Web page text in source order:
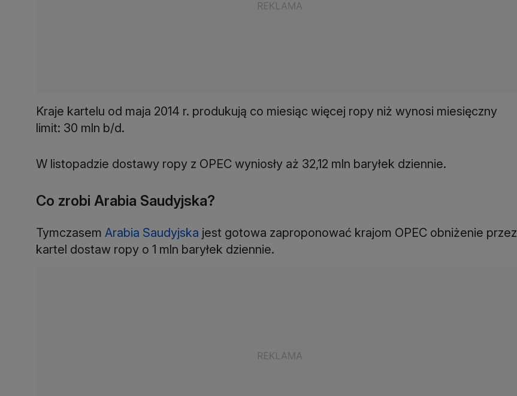
Kraje kartelu od maja 2014 r. produkują co miesiąc więcej ropy niż wynosi miesięczny
limit: 30 mln b/d.
W listopadzie dostawy ropy z OPEC wyniosły aż 32,12 mln baryłek dziennie.
Co zrobi Arabia Saudyjska?
Tymczasem Arabia Saudyjska jest gotowa zaproponować krajom OPEC obniżenie przez
kartel dostaw ropy o 1 mln baryłek dziennie.